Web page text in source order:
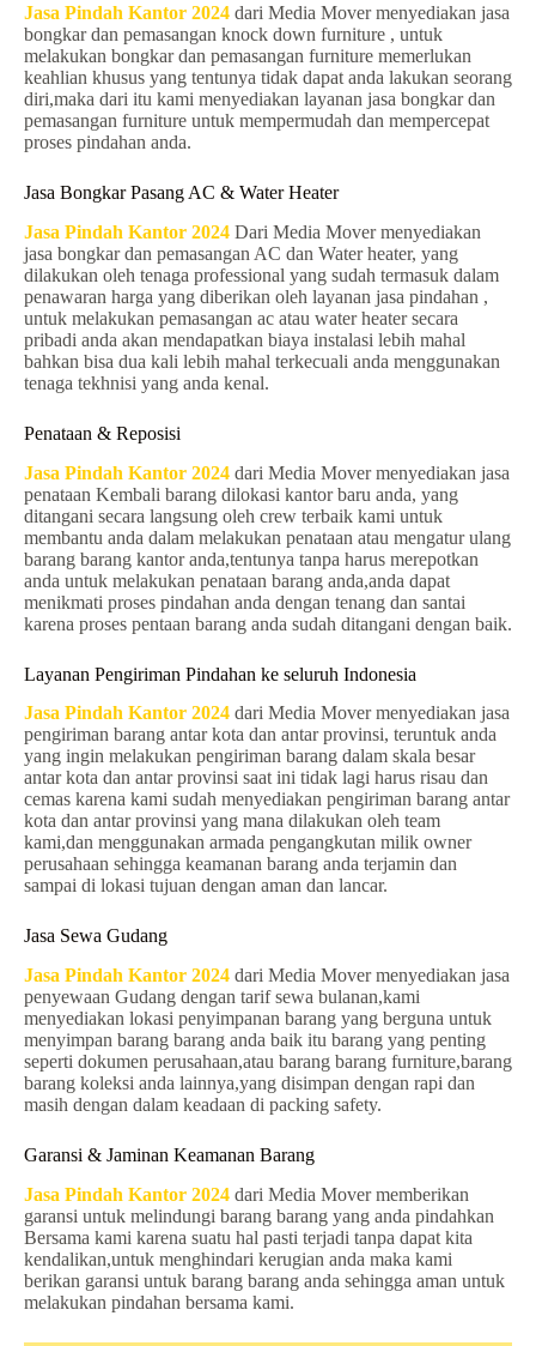
Jasa Pindah Kantor 2024 dari Media Mover menyediakan jasa
bongkar dan pemasangan knock down furniture , untuk
melakukan bongkar dan pemasangan furniture memerlukan
keahlian khusus yang tentunya tidak dapat anda lakukan seorang
diri,maka dari itu kami menyediakan layanan jasa bongkar dan
pemasangan furniture untuk mempermudah dan mempercepat
proses pindahan anda.
Jasa Bongkar Pasang AC & Water Heater
Jasa Pindah Kantor 2024 Dari Media Mover menyediakan
jasa bongkar dan pemasangan AC dan Water heater, yang
dilakukan oleh tenaga professional yang sudah termasuk dalam
penawaran harga yang diberikan oleh layanan jasa pindahan ,
untuk melakukan pemasangan ac atau water heater secara
pribadi anda akan mendapatkan biaya instalasi lebih mahal
bahkan bisa dua kali lebih mahal terkecuali anda menggunakan
tenaga tekhnisi yang anda kenal.
Penataan & Reposisi
Jasa Pindah Kantor 2024 dari Media Mover menyediakan jasa
penataan Kembali barang dilokasi kantor baru anda, yang
ditangani secara langsung oleh crew terbaik kami untuk
membantu anda dalam melakukan penataan atau mengatur ulang
barang barang kantor anda,tentunya tanpa harus merepotkan
anda untuk melakukan penataan barang anda,anda dapat
menikmati proses pindahan anda dengan tenang dan santai
karena proses pentaan barang anda sudah ditangani dengan baik.
Layanan Pengiriman Pindahan ke seluruh Indonesia
Jasa Pindah Kantor 2024 dari Media Mover menyediakan jasa
pengiriman barang antar kota dan antar provinsi, teruntuk anda
yang ingin melakukan pengiriman barang dalam skala besar
antar kota dan antar provinsi saat ini tidak lagi harus risau dan
cemas karena kami sudah menyediakan pengiriman barang antar
kota dan antar provinsi yang mana dilakukan oleh team
kami,dan menggunakan armada pengangkutan milik owner
perusahaan sehingga keamanan barang anda terjamin dan
sampai di lokasi tujuan dengan aman dan lancar.
Jasa Sewa Gudang
Jasa Pindah Kantor 2024 dari Media Mover menyediakan jasa
penyewaan Gudang dengan tarif sewa bulanan,kami
menyediakan lokasi penyimpanan barang yang berguna untuk
menyimpan barang barang anda baik itu barang yang penting
seperti dokumen perusahaan,atau barang barang furniture,barang
barang koleksi anda lainnya,yang disimpan dengan rapi dan
masih dengan dalam keadaan di packing safety.
Garansi & Jaminan Keamanan Barang
Jasa Pindah Kantor 2024 dari Media Mover memberikan
garansi untuk melindungi barang barang yang anda pindahkan
Bersama kami karena suatu hal pasti terjadi tanpa dapat kita
kendalikan,untuk menghindari kerugian anda maka kami
berikan garansi untuk barang barang anda sehingga aman untuk
melakukan pindahan bersama kami.